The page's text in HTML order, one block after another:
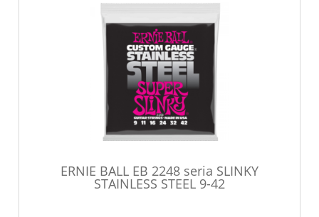
ERNIE BALL EB 2248 seria SLINKY
STAINLESS STEEL 9-42